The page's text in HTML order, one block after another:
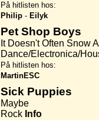
På hitlisten hos:
Philip - Eilyk
Pet Shop Boys
It Doesn't Often Snow
Dance/Electronica/
På hitlisten hos:
MartinESC
Sick Puppies
Maybe
Rock Info